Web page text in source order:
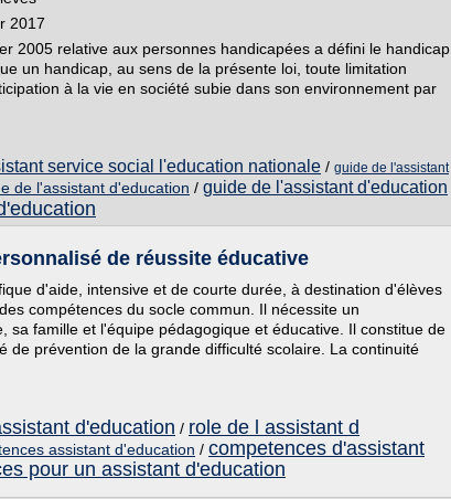
2017
2005 relative aux personnes handicapées a défini le handicap
un handicap, au sens de la présente loi, toute limitation
à la vie en société subie dans son environnement par
service social l'education nationale / guide de l'assistant
de l'assistant d'education / guide de l'assistant d'education
de réussite éducative
d'aide, intensive et de courte durée, à destination d'élèves
compétences du socle commun. Il nécessite un
sa famille et l'équipe pédagogique et éducative. Il constitue de
de prévention de la grande difficulté scolaire. La continuité
d'education / role de l assistant d
assistant d'education / competences d'assistant
pour un assistant d'education